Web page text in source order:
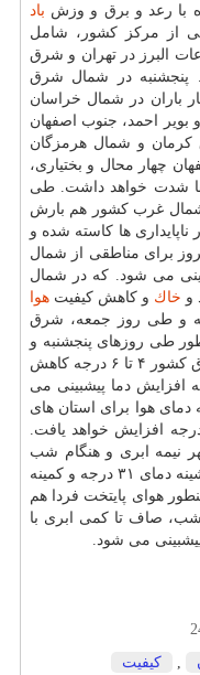
با رعد و برق و وزش باد
از مركز كشور، شامل
البرز در تهران و شرق
پنجشنبه در شمال شرق
باران در شمال خراسان
احمد، جنوب اصفهان
و شمال هرمزگان
چهار محال و بختیاری،
شدت خواهد داشت. طی
شمال غرب كشور هم بارش
ناپایداری ها كاسته شده و
برای مناطقی از شمال
می شود. كه در شمال
و خاك و كاهش كیفیت هوا
و طی روز جمعه، شرق
طی روزهای پنجشنبه و
جمعه برای استان های واقع در شمال شرق كشور ۴ تا ۶ درجه كاهش
تا دوشنبه حدود ۵ تا ۸ درجه افزایش دما پیشبینی می
هوا برای استان های
در سواحل دریای خزر حدود ۳ تا ۵ درجه افزایش خواهد یافت.
نیمه ابری و هنگام شب
صاف تا كمی ابری همراه با وزش باد با بیشینه دمای ۳۱ درجه و كمینه
هوای پایتخت فردا هم
صاف تا كمی ابری با
, كیفیت